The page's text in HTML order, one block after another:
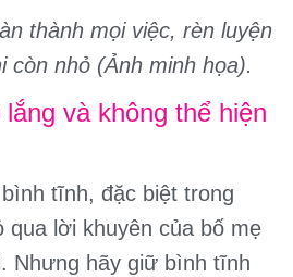
thành mọi việc, rèn luyện
còn nhỏ (Ảnh minh họa).
và không thể hiện
tĩnh, đặc biệt trong
lời khuyên của bố mẹ
Nhưng hãy giữ bình tĩnh